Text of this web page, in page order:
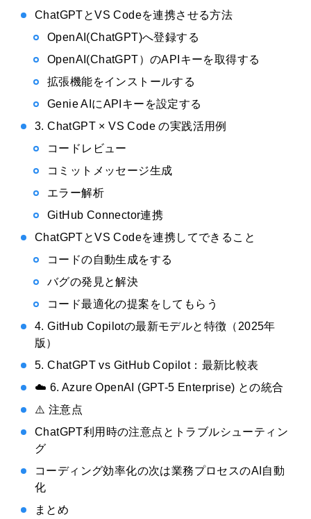
ChatGPTとVS Codeを連携させる方法
OpenAI(ChatGPT)へ登録する
OpenAI(ChatGPT）のAPIキーを取得する
拡張機能をインストールする
Genie AIにAPIキーを設定する
3. ChatGPT × VS Code の実践活用例
コードレビュー
コミットメッセージ生成
エラー解析
GitHub Connector連携
ChatGPTとVS Codeを連携してできること
コードの自動生成をする
バグの発見と解決
コード最適化の提案をしてもらう
4. GitHub Copilotの最新モデルと特徴（2025年
版）
5. ChatGPT vs GitHub Copilot：最新比較表
☁️ 6. Azure OpenAI (GPT-5 Enterprise) との統合
⚠️ 注意点
ChatGPT利用時の注意点とトラブルシューティン
グ
コーディング効率化の次は業務プロセスのAI自動
化
まとめ